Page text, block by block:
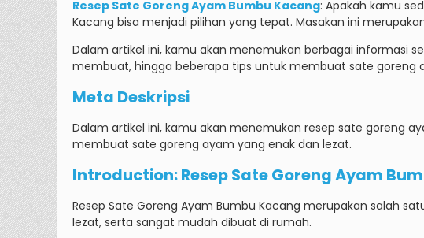
Resep Sate Goreng Ayam Bumbu Kacang: Apakah kamu
Kacang bisa menjadi pilihan yang tepat. Masakan ini
Dalam artikel ini, kamu akan menemukan berbagai informasi
membuat, hingga beberapa tips untuk membuat sate goreng
Meta Deskripsi
Dalam artikel ini, kamu akan menemukan resep sate goreng
membuat sate goreng ayam yang enak dan lezat.
Introduction: Resep Sate Goreng Ayam
Resep Sate Goreng Ayam Bumbu Kacang merupakan salah
lezat, serta sangat mudah dibuat di rumah.